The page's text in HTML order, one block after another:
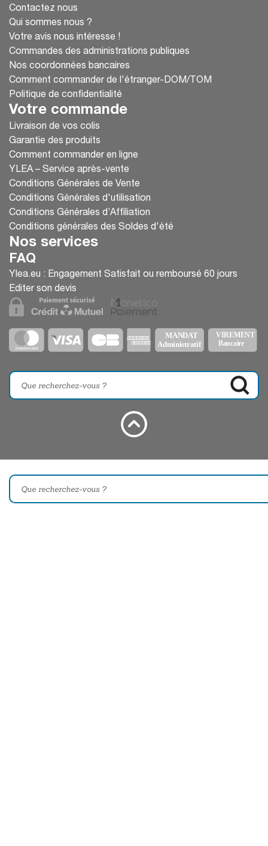
Contactez nous
Qui sommes nous ?
Votre avis nous intéresse !
Commandes des administrations publiques
Nos coordonnées bancaires
Comment commander de l'étranger-DOM/TOM
Politique de confidentialité
Votre commande
Livraison de vos colis
Garantie des produits
Comment commander en ligne
YLEA – Service après-vente
Conditions Générales de Vente
Conditions Générales d'utilisation
Conditions Générales d’Affiliation
Conditions générales des Soldes d'été
Nos services
FAQ
Ylea.eu : Engagement Satisfait ou remboursé 60 jours
Editer son devis